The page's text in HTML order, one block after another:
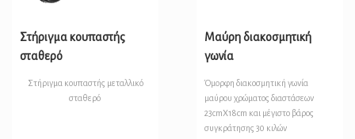
Στήριγμα κουπαστής
σταθερό
Στήριγμα κουπαστής μεταλλικό
σταθερό
Μαύρη διακοσμητική
γωνία
Όμορφη διακοσμητική γωνία
μαύρου χρώματος διαστάσεων
23cmX18cm και μέγιστο βάρος
συγκράτησης 30 κιλών